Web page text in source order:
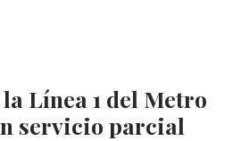
Línea 1 del Metro
servicio parcial